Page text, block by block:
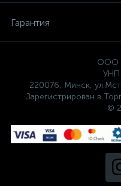
Гарантия
ООО
УНП
220076, Минск,
Зарегистрирован в
©